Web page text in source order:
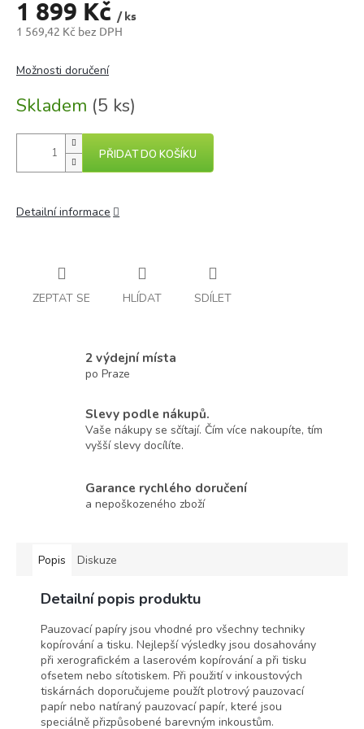
1 899 Kč / ks
1 569,42 Kč bez DPH
cena:
Skladem (5 ks)
Možnosti doručení
PŘIDAT DO KOŠÍKU
Detailní informace
ZEPTAT SE HLÍDAT SDÍLET
2 výdejní místa
po Praze
Slevy podle nákupů.
Vaše nákupy se sčítají. Čím více nakoupíte, tím
vyšší slevy docílíte.
Garance rychlého doručení
a nepoškozeného zboží
Popis Diskuze
Detailní popis produktu
Pauzovací papíry jsou vhodné pro všechny techniky
kopírování a tisku. Nejlepší výsledky jsou dosahovány
při xerografickém a laserovém kopírování a při tisku
ofsetem nebo sítotiskem. Při použití v inkoustových
tiskárnách doporučujeme použít plotrový pauzovací
papír nebo natíraný pauzovací papír, které jsou
speciálně přizpůsobené barevným inkoustům.